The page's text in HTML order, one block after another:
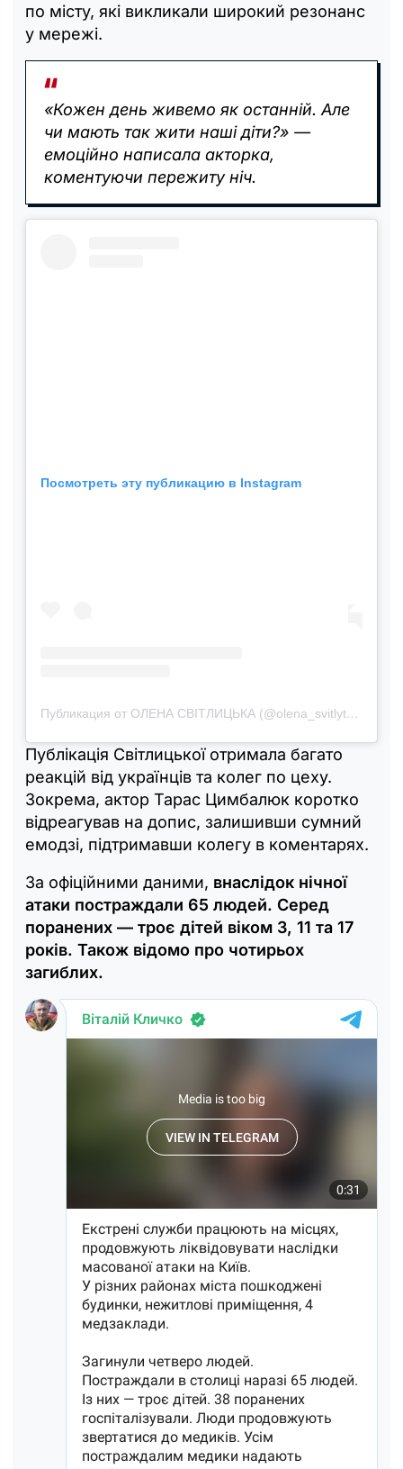
по місту, які викликали широкий резонанс
у мережі.
«Кожен день живемо як останній. Але
чи мають так жити наші діти?» —
емоційно написала акторка,
коментуючи пережиту ніч.
Посмотреть эту публикацию в Instagram
Публикация от ОЛЕНА СВІТЛИЦЬКА (@olena_svitlytska)
Публікація Світлицької отримала багато
реакцій від українців та колег по цеху.
Зокрема, актор Тарас Цимбалюк коротко
відреагував на допис, залишивши сумний
емодзі, підтримавши колегу в коментарях.
За офіційними даними, внаслідок нічної
атаки постраждали 65 людей. Серед
поранених — троє дітей віком 3, 11 та 17
років. Також відомо про чотирьох
загиблих.